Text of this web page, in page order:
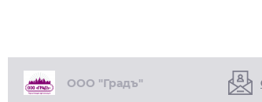
ООО "Градъ"